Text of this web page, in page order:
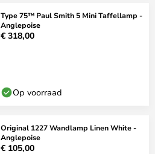
Type 75™ Paul Smith 5 Mini Taffellamp -
Anglepoise
€ 318,00
Op voorraad
Original 1227 Wandlamp Linen White -
Anglepoise
€ 105,00